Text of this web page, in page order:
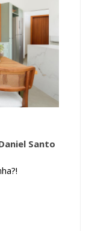
Santo